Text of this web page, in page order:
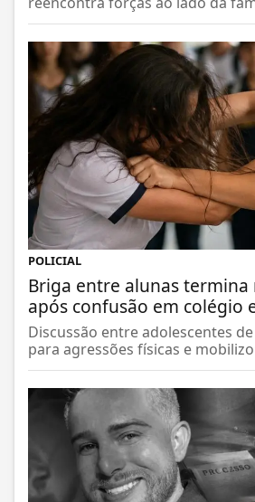
POLICIAL
Briga entre alunas termina
após confusão em colégio
Discussão entre adolescentes
para agressões físicas e